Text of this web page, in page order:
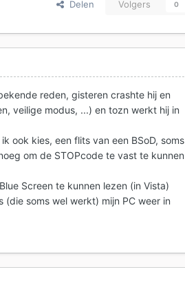
Delen Volgers 0
reden, gisteren crashte hij en
veilige modus, ...) en tozn werkt hij in
ook kies, een flits van een BSoD, soms
om de STOPcode te vast te kunnen
Screen te kunnen lezen (in Vista)
soms wel werkt) mijn PC weer in